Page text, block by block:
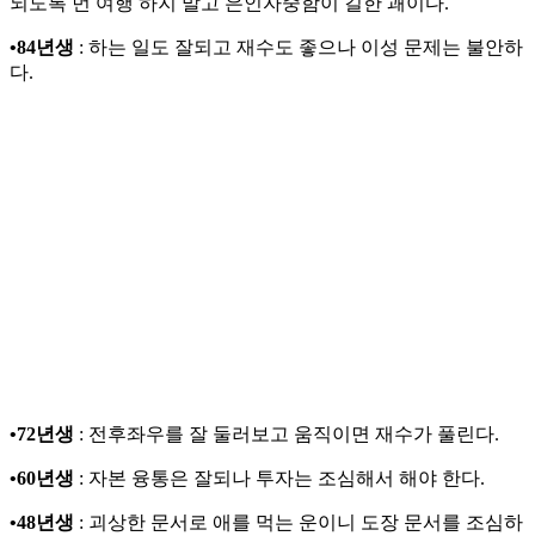
•84년생 : 하는 일도 잘되고 재수도 좋으나 이성 문제는 불안하
다.
•72년생 : 전후좌우를 잘 둘러보고 움직이면 재수가 풀린다.
•60년생 : 자본 융통은 잘되나 투자는 조심해서 해야 한다.
•48년생 : 괴상한 문서로 애를 먹는 운이니 도장 문서를 조심하